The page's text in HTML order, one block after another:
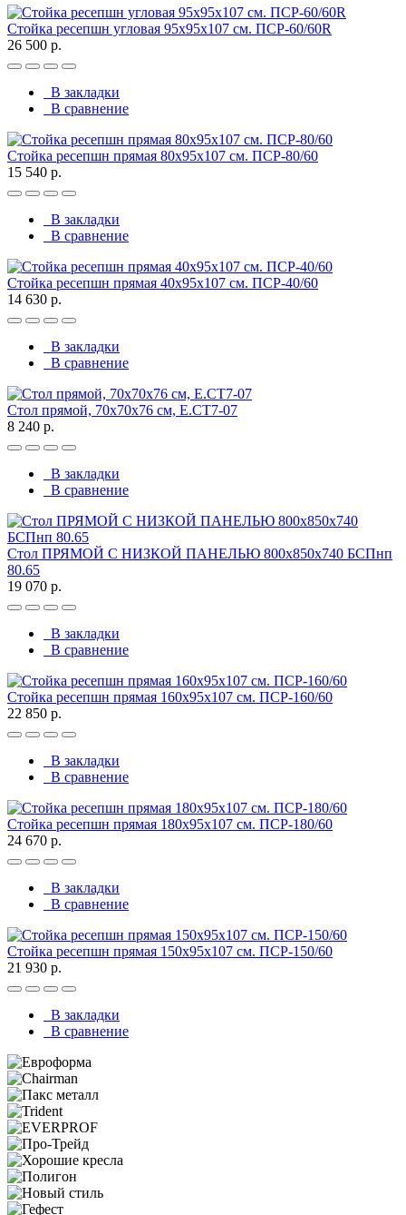
Стойка ресепшн угловая 95х95х107 см. ПСР-60/60R
26 500 р.
В закладки
В сравнение
Стойка ресепшн прямая 80х95х107 см. ПСР-80/60
15 540 р.
В закладки
В сравнение
Стойка ресепшн прямая 40х95х107 см. ПСР-40/60
14 630 р.
В закладки
В сравнение
Стол прямой, 70x70x76 см, Е.СТ7-07
8 240 р.
В закладки
В сравнение
Стол ПРЯМОЙ С НИЗКОЙ ПАНЕЛЬЮ 800х850х740 БСПнп
80.65
19 070 р.
В закладки
В сравнение
Стойка ресепшн прямая 160х95х107 см. ПСР-160/60
22 850 р.
В закладки
В сравнение
Стойка ресепшн прямая 180х95х107 см. ПСР-180/60
24 670 р.
В закладки
В сравнение
Стойка ресепшн прямая 150х95х107 см. ПСР-150/60
21 930 р.
В закладки
В сравнение